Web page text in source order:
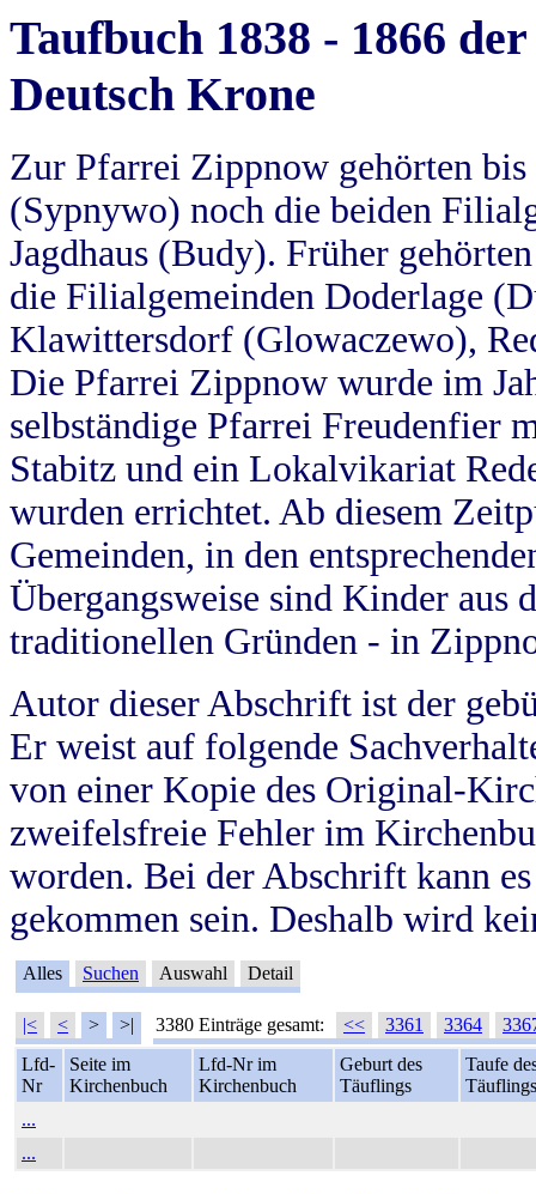
Taufbuch 1838 - 1866
Deutsch Krone
Zur Pfarrei Zippnow gehörten
(Sypnywo) noch die beiden
Jagdhaus (Budy). Früher
die Filialgemeinden Doderlage
Klawittersdorf (Glowaczewo),
Die Pfarrei Zippnow wurde im
selbständige Pfarrei Freudenfier
Stabitz und ein Lokalvikariat
wurden errichtet. Ab diesem
Gemeinden, in den
Übergangsweise sind Kinder aus
traditionellen Gründen - in
Autor dieser Abschrift ist der
Er weist auf folgende
von einer Kopie des Original-
zweifelsfreie Fehler im
worden. Bei der Abschrift kann
gekommen sein. Deshalb wird
Alles Suchen Auswahl Detail
|< < > >| 3380 Einträge gesamt: << 3361 3364
Lfd-
Nr
Seite im
Kirchenbuch
Lfd-Nr im
Kirchenbuch
Geburt des
Täuflings
Taufe
Täuflings
...
...